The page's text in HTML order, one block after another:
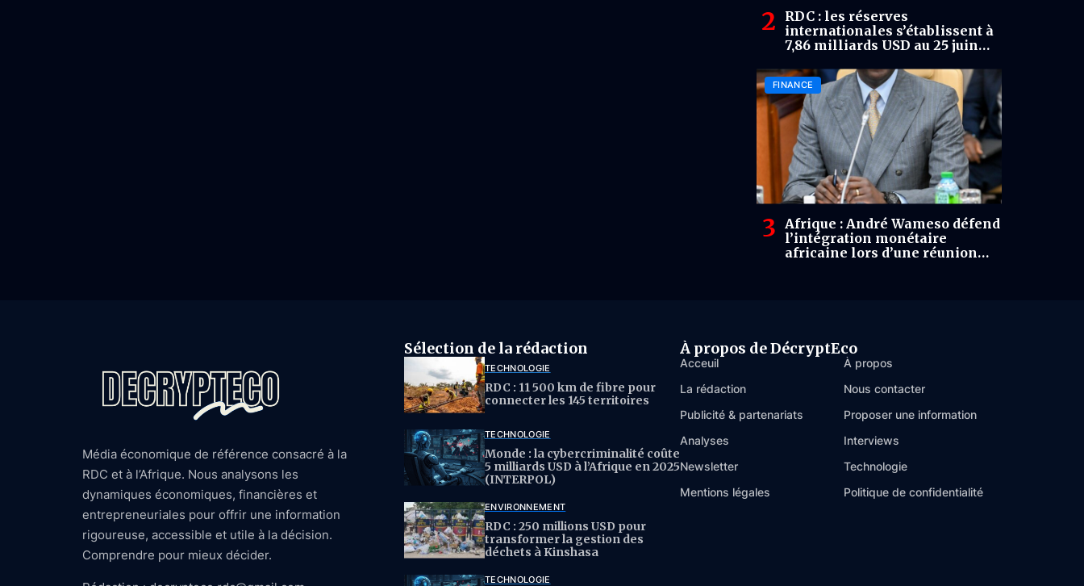
RDC : les réserves
internationales s’établissent à
7,86 milliards USD au 25 juin
FINANCE
Afrique : André Wameso défend
l’intégration monétaire
africaine lors d’une réunion
Média économique de référence consacré à la
RDC et à l’Afrique. Nous analysons les
dynamiques économiques, financières et
entrepreneuriales pour offrir une information
rigoureuse, accessible et utile à la décision.
Comprendre pour mieux décider.
Sélection de la rédaction
TECHNOLOGIE
RDC : 11 500 km de fibre pour
connecter les 145 territoires
TECHNOLOGIE
Monde : la cybercriminalité coûte
5 milliards USD à l’Afrique en 2025
(INTERPOL)
ENVIRONNEMENT
RDC : 250 millions USD pour
transformer la gestion des
déchets à Kinshasa
TECHNOLOGIE
À propos de DécryptEco
Acceuil
À propos
La rédaction
Nous contacter
Publicité & partenariats
Proposer une information
Analyses
Interviews
Newsletter
Technologie
Mentions légales
Politique de confidentialité